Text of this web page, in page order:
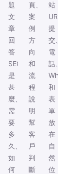
題
文
章
回
答
SEO
是
甚
麼、
需
要
多
久、
如
何
頁、
案
例
方
向
和
流
程
說
明，
幫
客
戶
判
斷
站
URL
提
交、
電
話、
和
表
單
放
在
自
然
位